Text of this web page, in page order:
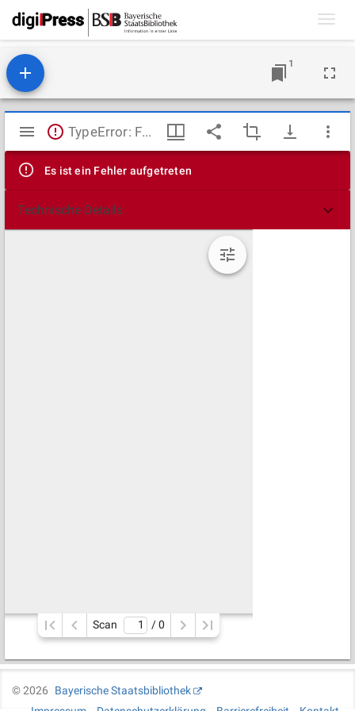
1
Mirador
Viewer
TypeError: Failed to fetch
Es ist ein Fehler aufgetreten
Technische Details
Scan / 0
©2026
Bayerische Staatsbibliothek